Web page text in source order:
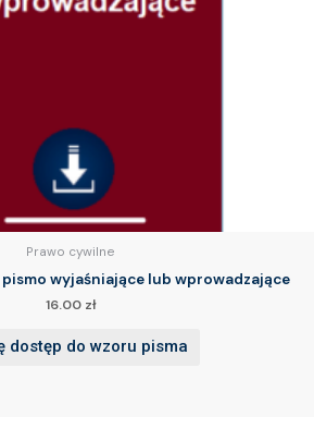
Prawo cywilne
wyjaśniające lub wprowadzające
16.00 zł
dostęp do wzoru pisma